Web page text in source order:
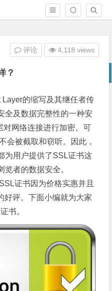
？
的缩写及其继任者传
全及数据完整性的一种安
网络连接进行加密。可
会被截取和窃听。因此，
为用户提供了SSL证书这
者的数据安全。
证书因为价格实惠并且
好评。下面小编就为大家
书。
评论 4,118 views